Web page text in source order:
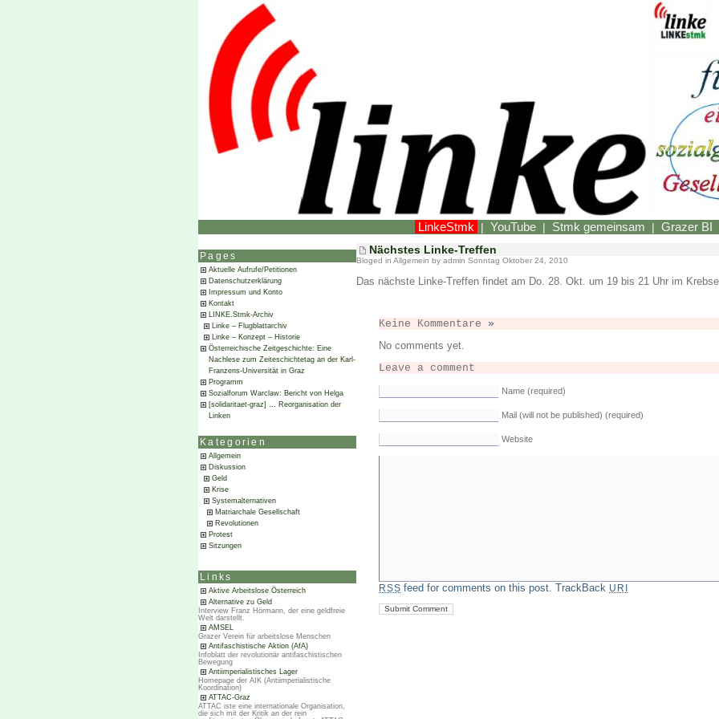
LinkeStmk | YouTube | Stmk gemeinsam | Grazer BI
Pages
Aktuelle Aufrufe/Petitionen
Datenschutzerklärung
Impressum und Konto
Kontakt
LINKE.Stmk-Archiv
Linke – Flugblattarchiv
Linke – Konzept – Historie
Österreichische Zeitgeschichte: Eine
Nachlese zum Zeiteschichtetag an der Karl-
Franzens-Universität in Graz
Programm
Sozialforum Warclaw: Bericht von Helga
[solidaritaet-graz] … Reorganisation der
Linken
Kategorien
Allgemein
Diskussion
Geld
Krise
Systemalternativen
Matriarchale Gesellschaft
Revolutionen
Protest
Sitzungen
Links
Aktive Arbeitslose Österreich
Alternative zu Geld
Interview Franz Hörmann, der eine geldfreie
Welt darstellt.
AMSEL
Grazer Verein für arbeitslose Menschen
Antifaschistische Aktion (AfA)
Infoblatt der revolutionär antifaschistischen
Bewegung
Antiimperialistisches Lager
Homepage der AIK (Antiimperialistische
Koordination)
ATTAC-Graz
ATTAC iste eine internationale Organisation,
die sich mit der Kritik an der rein
Nächstes Linke-Treffen
Bloged in Allgemein by admin Sonntag Oktober 24, 2010
Das nächste Linke-Treffen findet am Do. 28. Okt. um 19 bis 21 Uhr im
Keine Kommentare »
No comments yet.
Leave a comment
Name (required)
Mail (will not be published) (required)
Website
RSS feed for comments on this post. TrackBack URI